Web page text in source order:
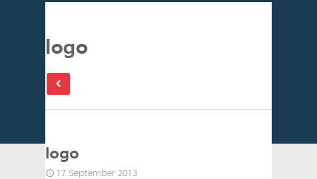
logo
logo
17. September 2013